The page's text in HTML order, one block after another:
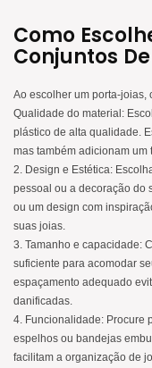
pedidos de casamento,
segurança, para fotos de
conveniente facilita o
Como
Conjuntos
Ao escolher um porta-joias,
Qualidade do material:
plástico de alta qualidade.
mas também adicionam um
2. Design e Estética:
pessoal ou a decoração do
ou um design com
suas joias.
3. Tamanho e capacidade:
suficiente para acomodar
espaçamento adequado
danificadas.
4. Funcionalidade: Procure
espelhos ou bandejas
facilitam a organização de